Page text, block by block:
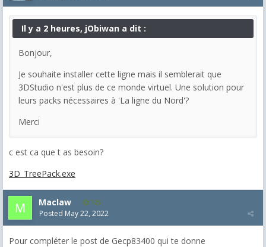
Il y a 2 heures, jObiwan a dit :
Bonjour,
Je souhaite installer cette ligne mais il semblerait que
3DStudio n'est plus de ce monde virtuel. Une solution pour
leurs packs nécessaires à 'La ligne du Nord'?
Merci
c est ca que t as besoin?
3D_TreePack.exe
Maclaw 125
Posted May 22, 2022
Pour compléter le post de Gecp83400 qui te donne